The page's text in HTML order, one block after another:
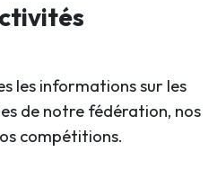
les informations sur les
de notre fédération, nos
compétitions.